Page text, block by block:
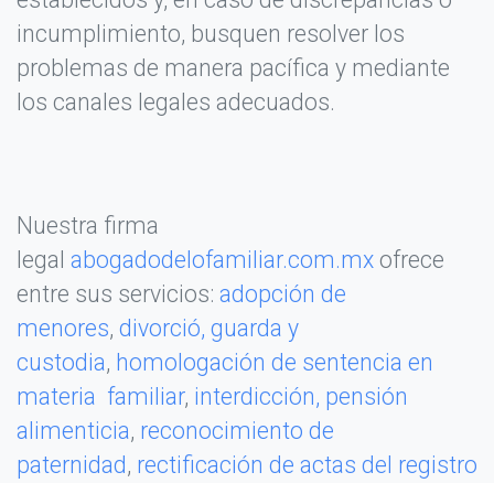
incumplimiento, busquen resolver los
problemas de manera pacífica y mediante
los canales legales adecuados.
Nuestra firma
legal abogadodelofamiliar.com.mx ofrece
entre sus servicios: adopción de
menores, divorció, guarda y
custodia, homologación de sentencia en
materia familiar, interdicción, pensión
alimenticia, reconocimiento de
paternidad, rectificación de actas del registro